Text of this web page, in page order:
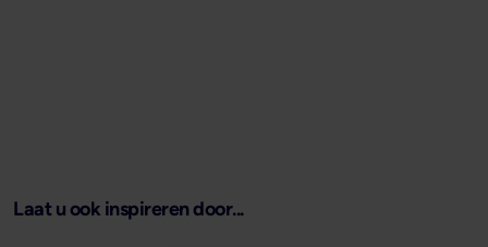
Laat u ook inspireren door...